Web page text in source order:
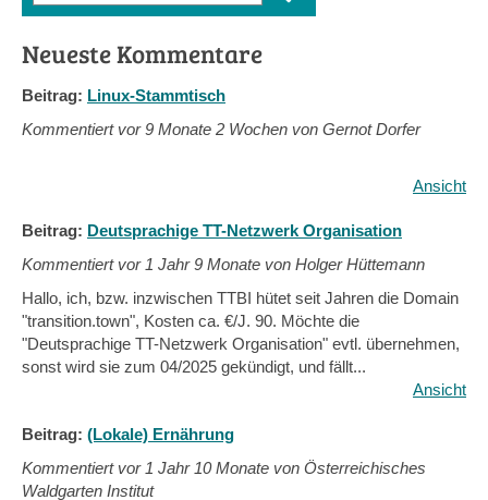
Suchformular
Neueste Kommentare
Beitrag: Linux-Stammtisch
Kommentiert vor9 Monate 2 Wochen von Gernot Dorfer
Ansicht
Beitrag: Deutsprachige TT-Netzwerk Organisation
Kommentiert vor 1 Jahr 9 Monate von Holger Hüttemann
Hallo, ich, bzw. inzwischen TTBI hütet seit Jahren die Domain
"transition.town", Kosten ca. €/J. 90. Möchte die
"Deutsprachige TT-Netzwerk Organisation" evtl. übernehmen,
sonst wird sie zum 04/2025 gekündigt, und fällt...
Ansicht
Beitrag: (Lokale) Ernährung
Kommentiert vor 1 Jahr 10 Monate von Österreichisches
Waldgarten Institut